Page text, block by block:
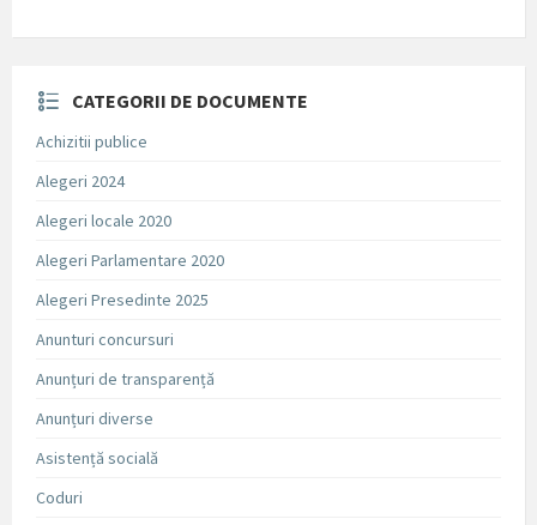
CATEGORII DE DOCUMENTE
Achizitii publice
Alegeri 2024
Alegeri locale 2020
Alegeri Parlamentare 2020
Alegeri Presedinte 2025
Anunturi concursuri
Anunțuri de transparență
Anunțuri diverse
Asistență socială
Coduri